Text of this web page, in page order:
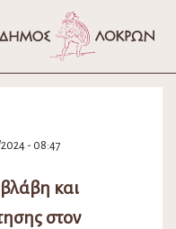
- 08:47
και
στον